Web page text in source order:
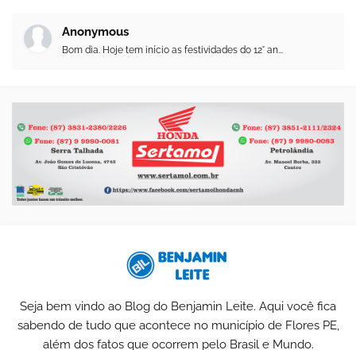
Anonymous
Bom dia. Hoje tem início as festividades do 12° an...
Seja bem vindo ao Blog do Benjamin Leite. Aqui você fica
sabendo de tudo que acontece no município de Flores PE,
além dos fatos que ocorrem pelo Brasil e Mundo.